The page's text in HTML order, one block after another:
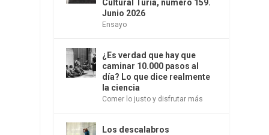
Cultural Turia, número 159.
Junio 2026
Ensayo
¿Es verdad que hay que
caminar 10.000 pasos al
día? Lo que dice realmente
la ciencia
Comer lo justo y disfrutar más
Los descalabros